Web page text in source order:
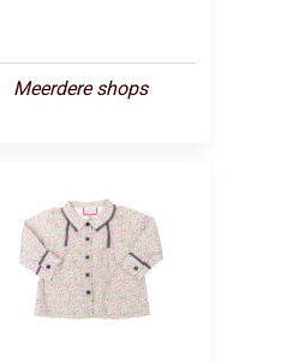
Meerdere shops